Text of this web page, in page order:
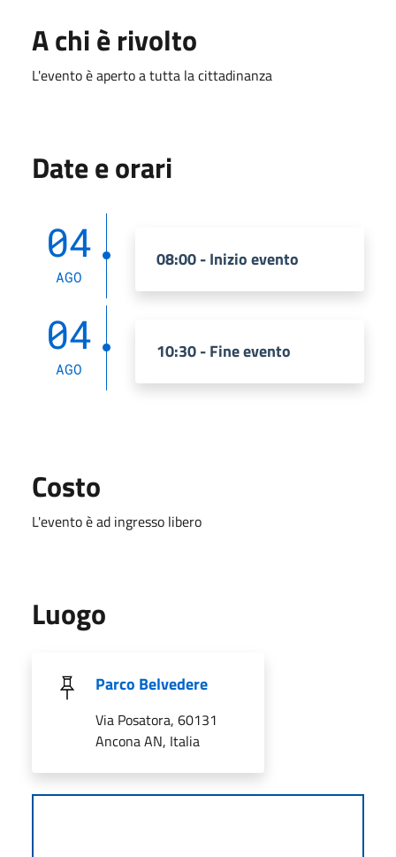
A chi è rivolto
L'evento è aperto a tutta la cittadinanza
Date e orari
04
AGO
08:00 - Inizio evento
04
AGO
10:30 - Fine evento
Costo
L'evento è ad ingresso libero
Luogo
Parco Belvedere
Via Posatora, 60131
Ancona AN, Italia